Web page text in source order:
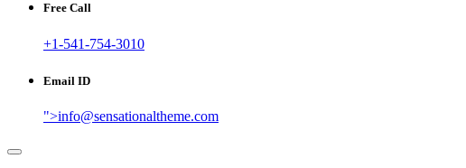
Free Call
+1-541-754-3010
Email ID
">info@sensationaltheme.com